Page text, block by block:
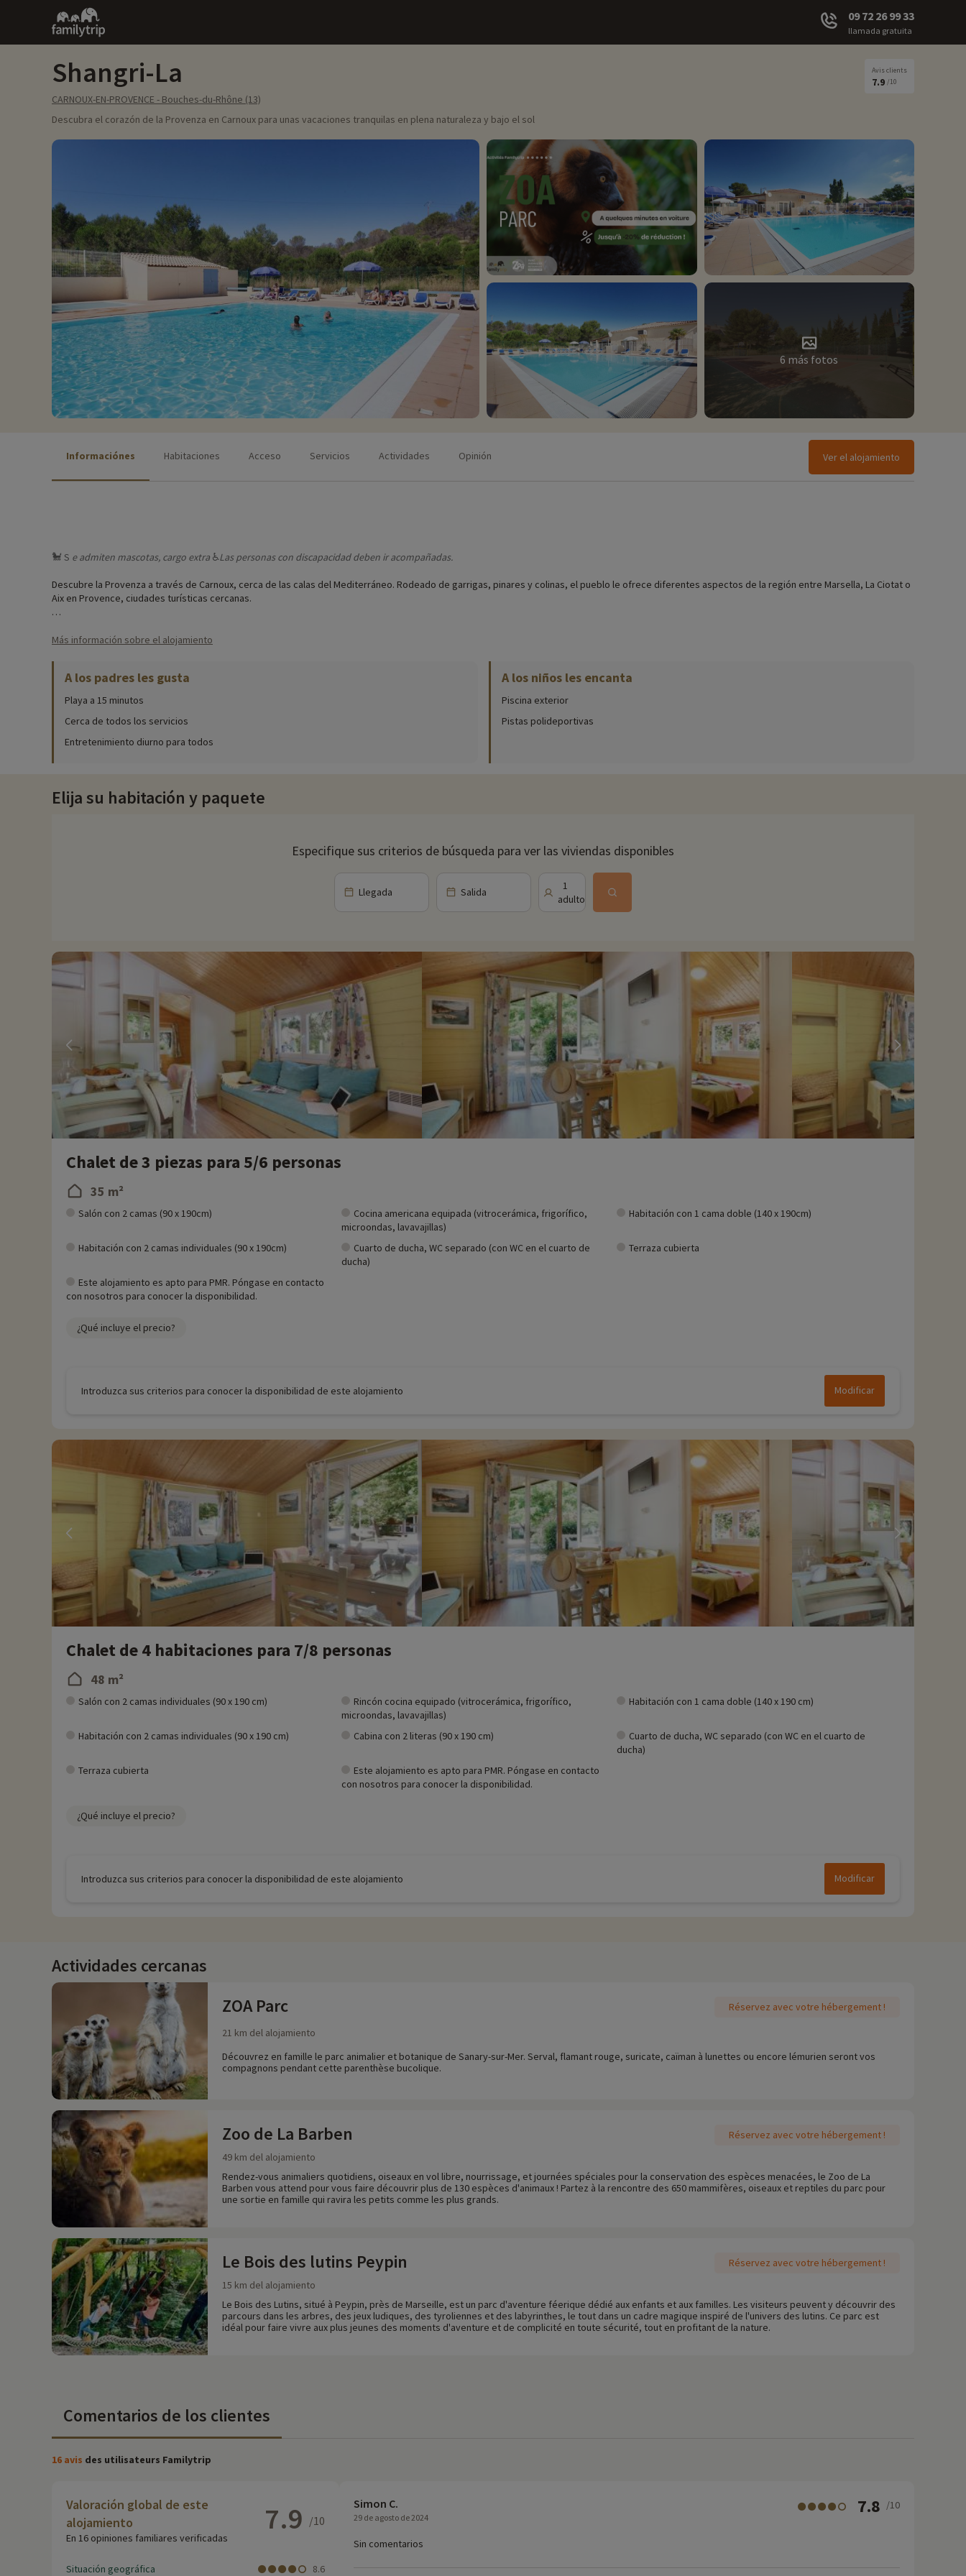
Family
trip
09 72 26 99 33
llamada gratuita
Shangri-La
CARNOUX-EN-PROVENCE - Bouches-du-Rhône (13)
Avis clients
7.9 /10
Descubra el corazón de la Provenza en Carnoux para unas vacaciones tranquilas en plena naturaleza y bajo el sol
6 más fotos
Informaciónes Habitaciones Acceso Servicios Actividades Opinión Ver el alojamiento
🐩 S e admiten mascotas, cargo extra ♿Las personas con discapacidad deben ir acompañadas.
Descubre la Provenza a través de Carnoux, cerca de las calas del Mediterráneo. Rodeado de garrigas, pinares y colinas, el pueblo le ofrece diferentes aspectos de la región entre Marsella, La Ciotat o
Aix en Provence, ciudades turísticas cercanas.
Nuestra actividad favorita
Febrero a octubre + vacaciones escolares:
De noviembre a enero:abierto miércoles, sábados y domingos
' Parque de animales y exóticos con zona de juegos
abre todos los días del año
' Más de 700 animales, 130 especies procedentes de 4 rincones del planeta
Más información sobre el alojamiento
A los padres les gusta
Playa a 15 minutos
Cerca de todos los servicios
Entretenimiento diurno para todos
A los niños les encanta
Piscina exterior
Pistas polideportivas
Elija su habitación y paquete
Especifique sus criterios de búsqueda para ver las viviendas disponibles
Llegada Salida 1
Chalet de 3 piezas para 5/6 personas
35 m²
Salón con 2 camas (90 x 190cm)
Cocina americana equipada (vitrocerámica, frigorífico,
microondas, lavavajillas)
Habitación con 1 cama doble (140 x 190cm)
Habitación con 2 camas individuales (90 x 190cm)
Cuarto de ducha, WC separado (con WC en el cuarto de
ducha)
Terraza cubierta
Este alojamiento es apto para PMR. Póngase en contacto
con nosotros para conocer la disponibilidad.
¿Qué incluye el precio?
Introduzca sus criterios para conocer la disponibilidad de este alojamiento Modificar
Chalet de 4 habitaciones para 7/8 personas
48 m²
Salón con 2 camas individuales (90 x 190 cm)
Rincón cocina equipado (vitrocerámica, frigorífico,
microondas, lavavajillas)
Habitación con 1 cama doble (140 x 190 cm)
Habitación con 2 camas individuales (90 x 190 cm) Cabina con 2 literas (90 x 190 cm)
Cuarto de ducha, WC separado (con WC en el cuarto de
ducha)
Terraza cubierta
Este alojamiento es apto para PMR. Póngase en contacto
con nosotros para conocer la disponibilidad.
¿Qué incluye el precio?
Introduzca sus criterios para conocer la disponibilidad de este alojamiento Modificar
Actividades cercanas
ZOA Parc
Réservez avec votre hébergement !
21 km del alojamiento
Découvrez en famille le parc animalier et botanique de Sanary-sur-Mer. Serval, flamant rouge, suricate, caïman à lunettes ou encore lémurien seront vos
compagnons pendant cette parenthèse bucolique.
Zoo de La Barben
Réservez avec votre hébergement !
49 km del alojamiento
Rendez-vous animaliers quotidiens, oiseaux en vol libre, nourrissage, et journées spéciales pour la conservation des espèces menacées, le Zoo de La
Barben vous attend pour vous faire découvrir plus de 130 espèces d'animaux ! Partez à la rencontre des 650 mammifères, oiseaux et reptiles du parc pour
une sortie en famille qui ravira les petits comme les plus grands.
Le Bois des lutins Peypin
Réservez avec votre hébergement !
15 km del alojamiento
Le Bois des Lutins, situé à Peypin, près de Marseille, est un parc d'aventure féerique dédié aux enfants et aux familles. Les visiteurs peuvent y découvrir des
parcours dans les arbres, des jeux ludiques, des tyroliennes et des labyrinthes, le tout dans un cadre magique inspiré de l'univers des lutins. Ce parc est
idéal pour faire vivre aux plus jeunes des moments d'aventure et de complicité en toute sécurité, tout en profitant de la nature.
Comentarios de los clientes
16 avis des utilisateurs Familytrip
Valoración global de este
alojamiento
En 16 opiniones familiares verificadas
7.9 /10
Situación geográfica 8.6
Simon C.
29 de agosto de 2024
7.8 /10
Sin comentarios